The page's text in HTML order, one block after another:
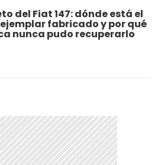
del Fiat 147: dónde está el
fabricado y por qué
nunca pudo recuperarlo